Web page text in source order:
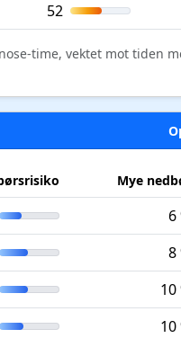
52
time, vektet mot tiden
Mye
6
8
10
10